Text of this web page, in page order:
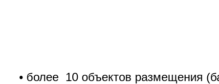
• более 10 объектов размещения